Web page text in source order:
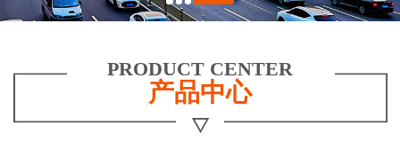
PRODUCT CENTER
产品中心